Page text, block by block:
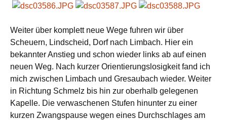
Weiter über komplett neue Wege fuhren wir über
Scheuern, Lindscheid, Dorf nach Limbach. Hier ein
bekannter Anstieg und schon wieder links ab auf einen
neuen Weg. Nach kurzer Orientierungslosigkeit fand ich
mich zwischen Limbach und Gresaubach wieder. Weiter
in Richtung Schmelz bis hin zur oberhalb gelegenen
Kapelle. Die verwaschenen Stufen hinunter zu einer
kurzen Zwangspause wegen eines Durchschlages am